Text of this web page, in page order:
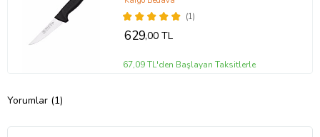
(1)
629,00 TL
67,09 TL'den Başlayan Taksitlerle
Yorumlar (1)